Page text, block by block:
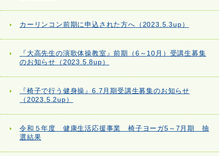
カーリンコン前期に申込された方へ（2023.5.3up）
『大高先生の演歌体操教室』前期（6～10月）受講生募集
のお知らせ（2023.5.8up）
『椅子で行う健身操』6.7月期受講生募集のお知らせ
（2023.5.2up）
令和５年度 健康生活応援事業 椅子ヨーガ5～7月期 抽
選結果